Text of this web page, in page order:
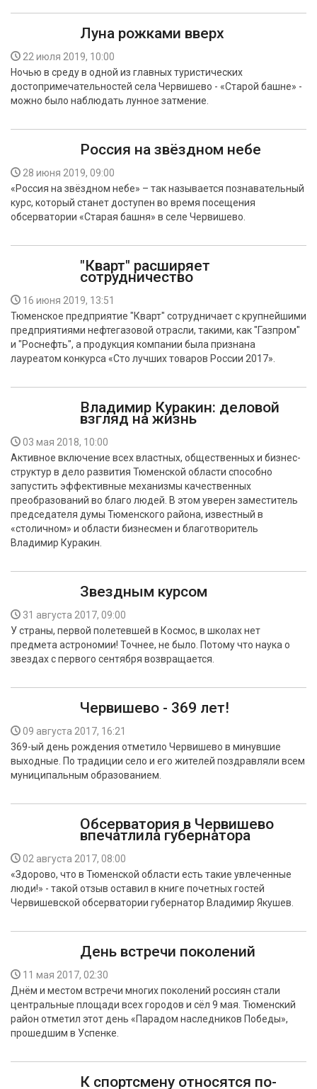
Луна рожками вверх
22 июля 2019, 10:00
Ночью в среду в одной из главных туристических
достопримечательностей села Червишево - «Старой башне» -
можно было наблюдать лунное затмение.
Россия на звёздном небе
28 июня 2019, 09:00
«Россия на звёздном небе» – так называется познавательный
курс, который станет доступен во время посещения
обсерватории «Старая башня» в селе Червишево.
"Кварт" расширяет
сотрудничество
16 июня 2019, 13:51
Тюменское предприятие "Кварт" сотрудничает с крупнейшими
предприятиями нефтегазовой отрасли, такими, как "Газпром"
и "Роснефть", а продукция компании была признана
лауреатом конкурса «Сто лучших товаров России 2017».
Владимир Куракин: деловой
взгляд на жизнь
03 мая 2018, 10:00
Активное включение всех властных, общественных и бизнес-
структур в дело развития Тюменской области способно
запустить эффективные механизмы качественных
преобразований во благо людей. В этом уверен заместитель
председателя думы Тюменского района, известный в
«столичном» и области бизнесмен и благотворитель
Владимир Куракин.
Звездным курсом
31 августа 2017, 09:00
У страны, первой полетевшей в Космос, в школах нет
предмета астрономии! Точнее, не было. Потому что наука о
звездах с первого сентября возвращается.
Червишево - 369 лет!
09 августа 2017, 16:21
369-ый день рождения отметило Червишево в минувшие
выходные. По традиции село и его жителей поздравляли всем
муниципальным образованием.
Обсерватория в Червишево
впечатлила губернатора
02 августа 2017, 08:00
«Здорово, что в Тюменской области есть такие увлеченные
люди!» - такой отзыв оставил в книге почетных гостей
Червишевской обсерватории губернатор Владимир Якушев.
День встречи поколений
11 мая 2017, 02:30
Днём и местом встречи многих поколений россиян стали
центральные площади всех городов и сёл 9 мая. Тюменский
район отметил этот день «Парадом наследников Победы»,
прошедшим в Успенке.
К спортсмену относятся по-